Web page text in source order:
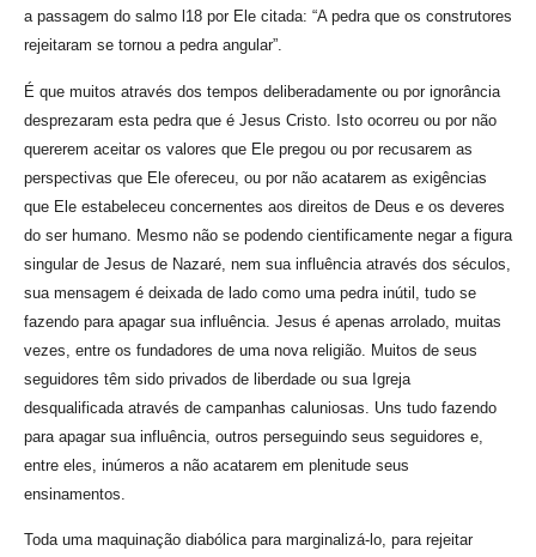
a passagem do salmo l18 por Ele citada: “A pedra que os construtores
rejeitaram se tornou a pedra angular”.
É que muitos através dos tempos deliberadamente ou por ignorância
desprezaram esta pedra que é Jesus Cristo. Isto ocorreu ou por não
quererem aceitar os valores que Ele pregou ou por recusarem as
perspectivas que Ele ofereceu, ou por não acatarem as exigências
que Ele estabeleceu concernentes aos direitos de Deus e os deveres
do ser humano. Mesmo não se podendo cientificamente negar a figura
singular de Jesus de Nazaré, nem sua influência através dos séculos,
sua mensagem é deixada de lado como uma pedra inútil, tudo se
fazendo para apagar sua influência. Jesus é apenas arrolado, muitas
vezes, entre os fundadores de uma nova religião. Muitos de seus
seguidores têm sido privados de liberdade ou sua Igreja
desqualificada através de campanhas caluniosas. Uns tudo fazendo
para apagar sua influência, outros perseguindo seus seguidores e,
entre eles, inúmeros a não acatarem em plenitude seus
ensinamentos.
Toda uma maquinação diabólica para marginalizá-lo, para rejeitar